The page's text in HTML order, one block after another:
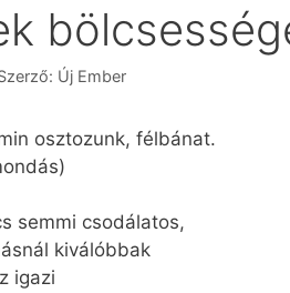
Új Ember
osztozunk, félbánat.
semmi csodálatos,
kiválóbbak
igazi